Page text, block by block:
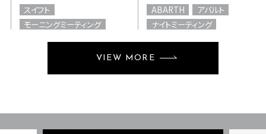
スイフト
モーニングミーティング
ABARTH
アバルト
ナイトミーティング
VIEW MORE